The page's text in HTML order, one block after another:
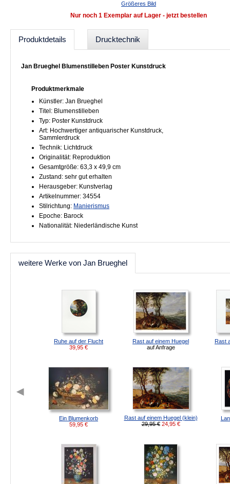
Größeres Bild
Nur noch 1 Exemplar auf Lager - jetzt bestellen
Produktdetails Drucktechnik
Jan Brueghel Blumenstilleben Poster Kunstdruck
Produktmerkmale
Künstler: Jan Brueghel
Titel: Blumenstilleben
Typ: Poster Kunstdruck
Art: Hochwertiger antiquarischer Kunstdruck,
Sammlerdruck
Technik: Lichtdruck
Originalität: Reproduktion
Gesamtgröße: 63,3 x 49,9 cm
Zustand: sehr gut erhalten
Herausgeber: Kunstverlag
Artikelnummer: 34554
Stilrichtung: Manierismus
Epoche: Barock
Nationalität: Niederländische Kunst
weitere Werke von Jan Brueghel
Ruhe auf der Flucht
39,95 €
Rast auf einem Huegel
auf Anfrage
Rast
Ein Blumenkorb
59,95 €
Rast auf einem Huegel (klein)
29,95 € 24,95 €